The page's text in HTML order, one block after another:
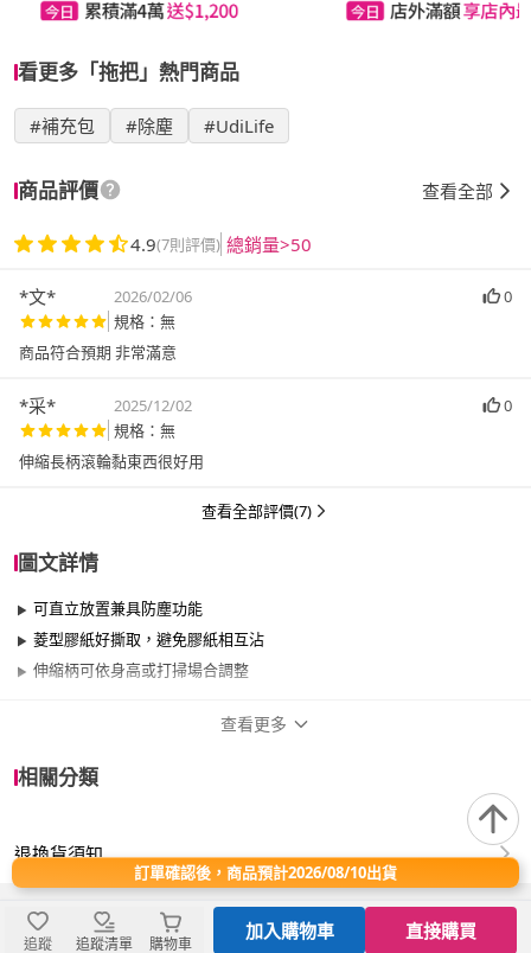
看更多「拖把」熱門商品
#補充包 #除塵 #UdiLife
商品評價 查看全部
4.9(7則評價) 總銷量>50
*文* 2026/02/06
0
規格：無
商品符合預期 非常滿意
*采* 2025/12/02
0
規格：無
伸縮長柄滾輪黏東西很好用
查看全部評價(7)
圖文詳情
可直立放置兼具防塵功能
菱型膠紙好撕取，避免膠紙相互沾
伸縮柄可依身高或打掃場合調整
適用於
臥室、客廳、廚房、門、門櫃、陽台、餐廳、
室內、室外、窗戶
查看更多
相關分類
退換貨須知
訂單確認後，商品預計2026/08/10出貨
追蹤 追蹤清單 購物車
加入購物車 直接購買